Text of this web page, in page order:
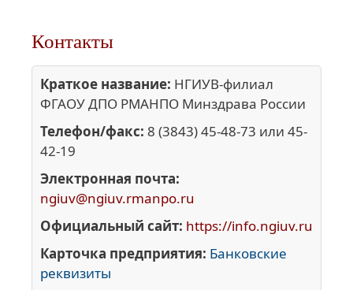
Контакты
Краткое название: НГИУВ-филиал
ФГАОУ ДПО РМАНПО Минздрава России
Телефон/факс: 8 (3843) 45-48-73 или 45-
42-19
Электронная почта:
ngiuv@ngiuv.rmanpo.ru
Официальный сайт: https://info.ngiuv.ru
Карточка предприятия: Банковские
реквизиты